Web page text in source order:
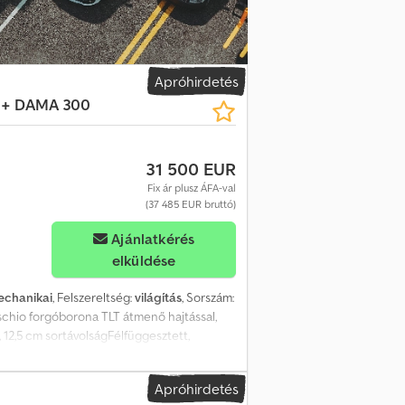
Apróhirdetés
DAMA 300
31 500 EUR
Fix ár plusz ÁFA-val
(37 485 EUR bruttó)
Ajánlatkérés
elküldése
, Felszereltség:világítás, Sorszám:
forgóborona TLT átmenő hajtással,
cm sortávolságFélfüggesztett,
táblaRugós simító, dupla tárcsás
l vetőmagtartály, Tárolási hely: Ügyfél
Apróhirdetés